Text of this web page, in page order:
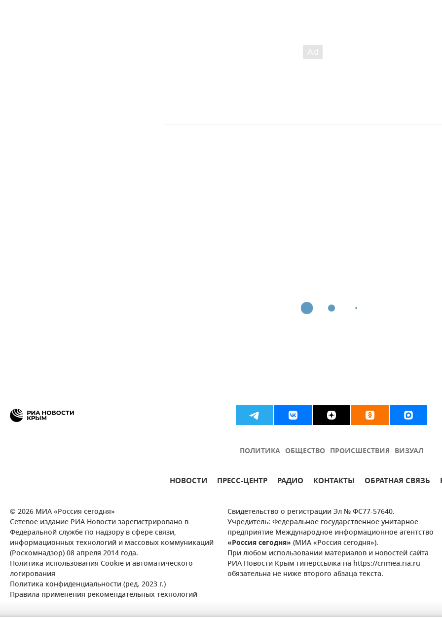
ПОЛИТИКА ОБЩЕСТВО ПРОИСШЕСТВИЯ ВИЗУАЛ
НОВОСТИ ПРЕСС-ЦЕНТР РАДИО КОНТАКТЫ ОБРАТНАЯ СВЯЗЬ
© 2026 МИА «Россия сегодня»
Сетевое издание РИА Новости зарегистрировано в
Федеральной службе по надзору в сфере связи,
информационных технологий и массовых коммуникаций
(Роскомнадзор) 08 апреля 2014 года.
Политика использования Cookie и автоматического
логирования
Политика конфиденциальности (ред. 2023 г.)
Правила применения рекомендательных технологий
Свидетельство о регистрации Эл № ФС77-57640.
Учредитель: Федеральное государственное унитарное
предприятие Международное информационное агентство
«Россия сегодня» (МИА «Россия сегодня»).
При любом использовании материалов и новостей сайта
РИА Новости Крым гиперссылка на https://crimea.ria.ru
обязательна не ниже второго абзаца текста.